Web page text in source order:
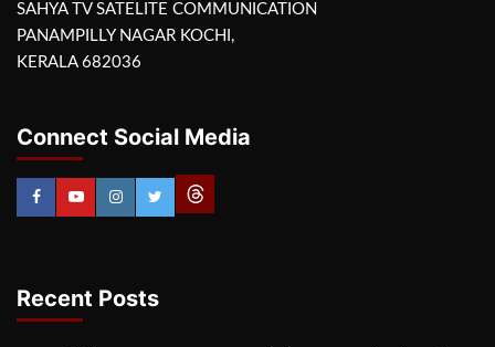
SAHYA TV SATELITE COMMUNICATION
PANAMPILLY NAGAR KOCHI,
KERALA 682036
Connect Social Media
Recent Posts